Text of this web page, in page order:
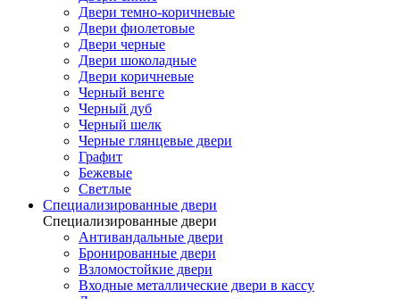
Двери темно-коричневые
Двери фиолетовые
Двери черные
Двери шоколадные
Двери коричневые
Черный венге
Черный дуб
Черный шелк
Черные глянцевые двери
Графит
Бежевые
Светлые
Специализированные двери
Специализированные двери
Антивандальные двери
Бронированные двери
Взломостойкие двери
Входные металлические двери в кассу